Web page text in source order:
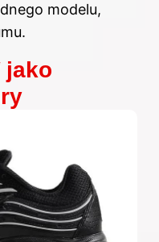
modelu,
jako